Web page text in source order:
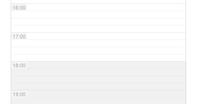
16:00
17:00
18:00
19:00